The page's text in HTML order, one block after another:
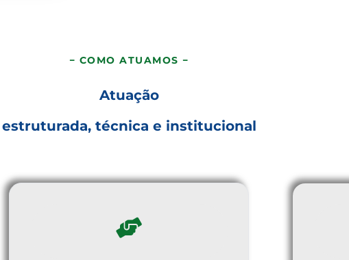
− COMO ATUAMOS −
Atuação
estruturada, técnica e institucional